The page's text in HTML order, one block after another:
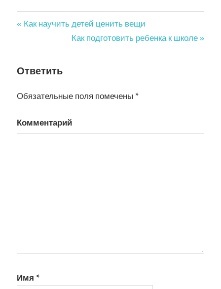
Навигация
« Как научить детей ценить вещи
Как подготовить ребенка к школе »
Ответить
Обязательные поля помечены *
Комментарий
Имя *